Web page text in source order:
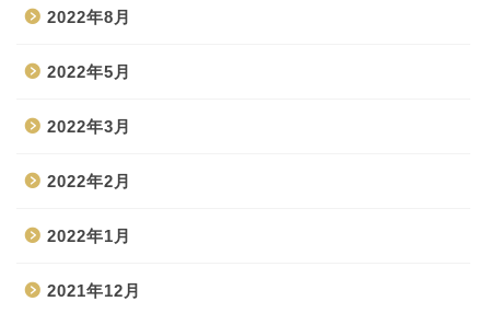
2022年8月
2022年5月
2022年3月
2022年2月
2022年1月
2021年12月